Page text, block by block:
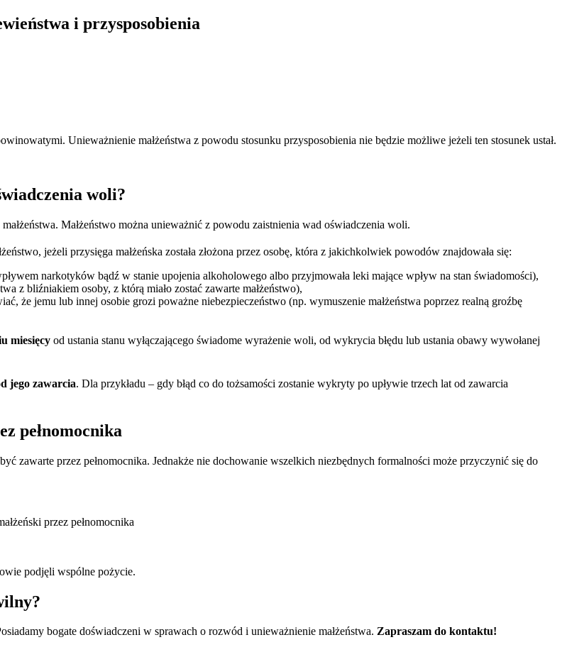
i przysposobienia
Unieważnienie małżeństwa z powodu stosunku przysposobienia nie będzie możliwe jeżeli ten stosunek ustał.
woli?
Małżeństwo można unieważnić z powodu zaistnienia wad oświadczenia woli.
jeżeli przysięga małżeńska została złożona przez osobę, która z jakichkolwiek powodów znajdowała się:
narkotyków bądź w stanie upojenia alkoholowego albo przyjmowała leki mające wpływ na stan świadomości),
z bliźniakiem osoby, z którą miało zostać zawarte małżeństwo),
że jemu lub innej osobie grozi poważne niebezpieczeństwo (np. wymuszenie małżeństwa poprzez realną groźbę
miesięcy od ustania stanu wyłączającego świadome wyrażenie woli, od wykrycia błędu lub ustania obawy wywołanej
jego zawarcia. Dla przykładu – gdy błąd co do tożsamości zostanie wykryty po upływie trzech lat od zawarcia
pełnomocnika
zawarte przez pełnomocnika. Jednakże nie dochowanie wszelkich niezbędnych formalności może przyczynić się do
przez pełnomocnika
podjęli wspólne pożycie.
bogate doświadczeni w sprawach o rozwód i unieważnienie małżeństwa. Zapraszam do kontaktu!